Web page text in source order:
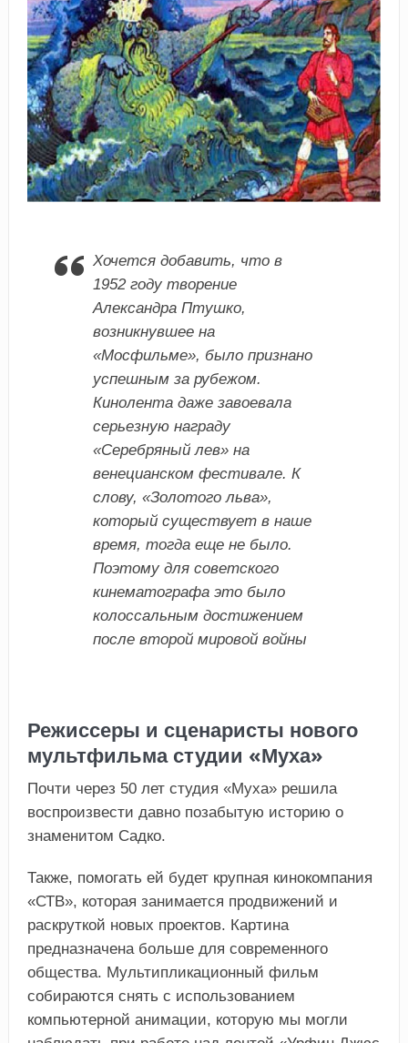
Хочется добавить, что в
1952 году творение
Александра Птушко,
возникнувшее на
«Мосфильме», было признано
успешным за рубежом.
Кинолента даже завоевала
серьезную награду
«Серебряный лев» на
венецианском фестивале. К
слову, «Золотого льва»,
который существует в наше
время, тогда еще не было.
Поэтому для советского
кинематографа это было
колоссальным достижением
после второй мировой войны
Режиссеры и сценаристы нового
мультфильма студии «Муха»
Почти через 50 лет студия «Муха» решила
воспроизвести давно позабытую историю о
знаменитом Садко.
Также, помогать ей будет крупная кинокомпания
«СТВ», которая занимается продвижений и
раскруткой новых проектов. Картина
предназначена больше для современного
общества. Мультипликационный фильм
собираются снять с использованием
компьютерной анимации, которую мы могли